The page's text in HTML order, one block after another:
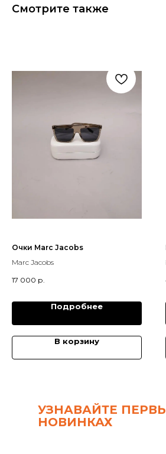
Смотрите также
Очки Marc Jacobs
Marc Jacobs
17 000 р.
Подробнее
В корзину
УЗНАВАЙТЕ
НОВИНКАХ